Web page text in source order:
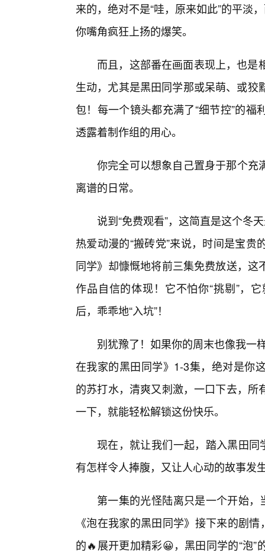
来的，绝对不是“哇，原来如此”的平淡
你嘴角疯狂上扬的爆笑。
而且，这部番在画面表现上，也
生动，尤其是黑田同学那或呆萌、或
包！每一个镜头都充满了“细节控”的
透露着制作组的用心。
你完全可以想象自己置身于那个充
离谱的日常。
说到“免费观看”，这简直是这个冬
热爱动漫的“搬砖党”来说，时间是宝
同学》却慷慨地将前三集免费放送，
作品自信的体现！它不怕你“挑剔”，
后，乖乖地“入坑”！
别犹豫了！如果你的周末也像我一
在我家的黑田同学》1-3集，绝对是你
的苏打水，清爽又刺激，一口下去，
一下，就能轻松解锁这份快乐。
现在，就让我们一起，踏入黑田同
有怎样令人捧腹，又让人心动的故事发
第一集的光怪陆离只是一个开始，
《泡在我家的黑田同学》接下来的剧
的🔥展开更加精彩😀，黑田同学的“泡